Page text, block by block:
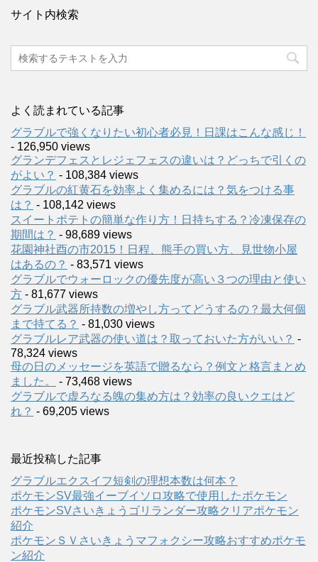
サイト内検索
よく読まれている記事
グラブルで強くなりたい初心者必見！日課はこんな感じ！
- 126,950 views
グランデフェスとレジェフェスの違いは？どっちで引くの
がよい？ - 108,384 views
グラブルの紅黄石を効率よく集めるには？気をつける事
は？ - 108,142 views
スイートポテトの簡単な作り方！日持ちする？冷凍保存の
期間は？ - 98,689 views
花園神社酉の市2015！日程、熊手の買い方、見世物小屋
はあるの？ - 83,571 views
グラブルでウォーロックの優先度が高い３つの理由と使い
方 - 81,677 views
グラブル武器所持数の増やし方ってどうするの？最大何個
まで持てる？ - 81,030 views
グラブルレア武器の使い道は？取っておいた方がいい？ -
78,324 views
母の日のメッセージを英語で贈るなら？例文と格言まとめ
ました。
- 73,468 views
グラブルで虚ろなる魄の集め方は？効率の良いクエはど
れ？ - 69,205 views
最近投稿した記事
グラブルエクスイフ短剣の理想本数は何本？
ポケモンSV最強イーブイソロ攻略で使用したポケモン
ポケモンSVさいきょうゴリランダー攻略クリアポケモン
紹介
ポケモンＳＶさいきょうマフォクシー攻略おすすめポケモ
ン紹介